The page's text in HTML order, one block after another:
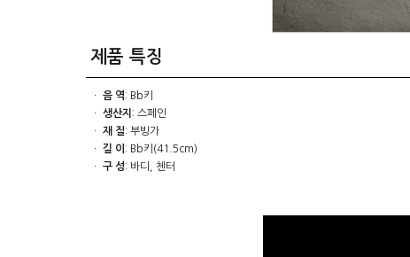
제품 특징
ㆍ 음 역: Bb키
ㆍ 생산지 : 스페인
ㆍ 재 질: 부빙가
ㆍ 길 이 : Bb키(41.5cm)
ㆍ 구 성: 바디, 첸터